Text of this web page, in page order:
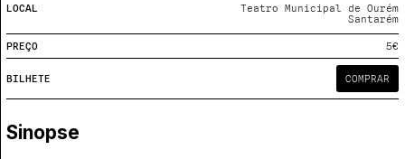
Mapa
Submeter Eventos
Formadores
Links úteis
Publicações
Projecto e Equipa
Estatuto Editorial
Contactar
Mantém viva a cultura
Apoiar
LOCAL
Teatro Municipal de Ourém
Santarém
PREÇO 5€
BILHETE COMPRAR
Sinopse